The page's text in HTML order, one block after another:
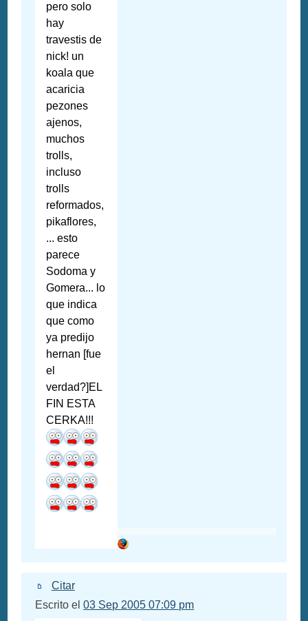
pero solo
hay
travestis de
nick! un
koala que
acaricia
pezones
ajenos,
muchos
trolls,
incluso
trolls
reformados,
pikaflores,
... esto
parece
Sodoma y
Gomera... lo
que indica
que como
ya predijo
hernan [fue
el
verdad?]EL
FIN ESTA
CERKA!!!
Citar
Escrito el03 Sep 2005 07:09 pm